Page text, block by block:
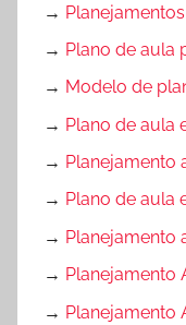
→
→ Plano de aula
→ Modelo de
→ Plano de aula
→ Planejamento
→ Plano de aula
→ Planejamento
→ Planejamento
→ Planejamento